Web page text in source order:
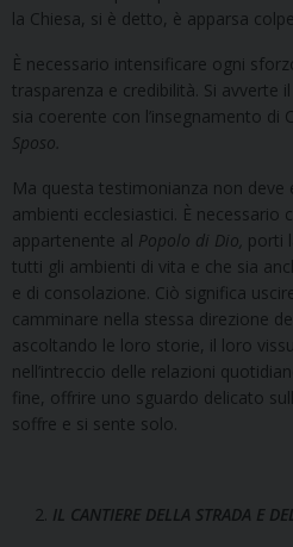
la Chiesa, si è detto, è apparsa
È necessario intensificare ogni
trasparenza e credibilità. Si avverte
sia coerente con l’insegnamento di
Sposo.
Ma questa testimonianza non deve
ambienti ecclesiastici. È necessario
appartenente al Popolo di Dio, porti
tutti gli ambienti di vita e che sia
e di consolazione. Ciò significa
camminare nella stessa direzione
ascoltando le loro storie, il loro
nell’intreccio delle relazioni
fine, offrire uno sguardo delicato
soffre e si sente solo.
IL CANTIERE DELLA STRADA E